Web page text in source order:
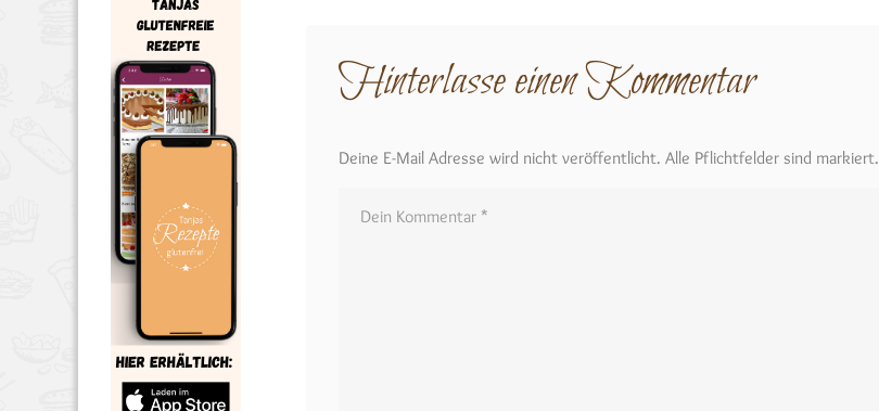
Hinterlasse einen Kommentar
Deine E-Mail Adresse wird nicht veröffentlicht. Alle Pflichtfelder sind markiert.